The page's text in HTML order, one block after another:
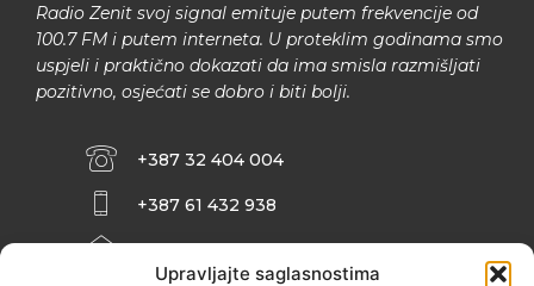
Upravljajte saglasnostima
Radio Zenit svoj signal emituje putem frekvencije od
100.7 FM i putem interneta. U proteklim godinama smo
uspjeli i praktično dokazati da ima smisla razmišljati
pozitivno, osjećati se dobro i biti bolji.
+387 32 404 004
+387 61 432 938
INFO@ZENIT.BA